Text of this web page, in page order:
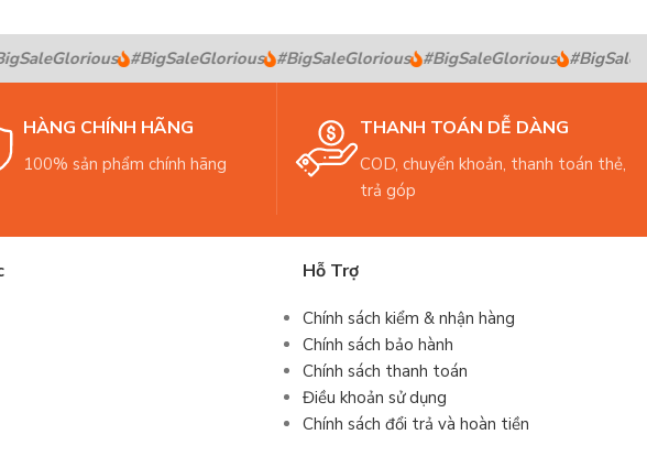
#BigSaleGlorious #BigSaleGlorious #BigSaleGlorious
HÀNG CHÍNH HÃNG
100% sản phẩm chính hãng
THANH TOÁN DỄ DÀNG
COD, chuyển khoản, thanh toán thẻ,
trả góp
Hỗ Trợ
Chính sách kiểm & nhận hàng
Chính sách bảo hành
Chính sách thanh toán
Điều khoản sử dụng
Chính sách đổi trả và hoàn tiền